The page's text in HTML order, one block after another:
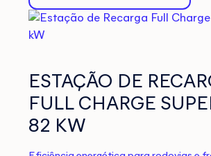
ESTAÇÃO DE
FULL CHARGE
82 KW